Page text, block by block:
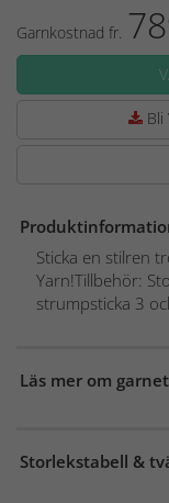
Garnkostnad fr.
Bli
Sticka en stilren
Yarn!Tillbehör:
strumpsticka 3
Läs mer om garnet
Storlekstabell &